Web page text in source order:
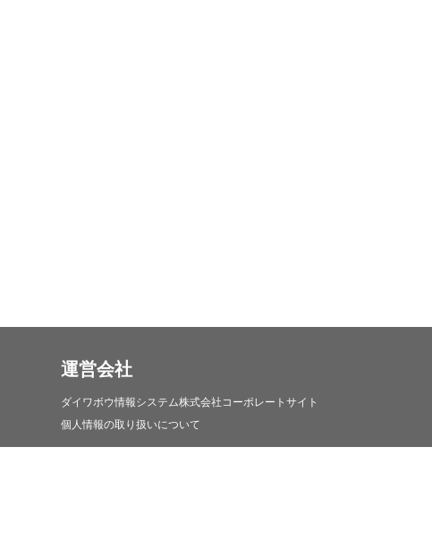
運営会社
ダイワボウ情報システム株式会社コーポレートサイト
個人情報の取り扱いについて